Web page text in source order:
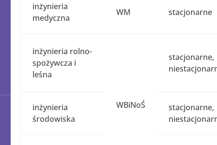
inżynieria
medyczna
WM stacjonarne
inżynieria rolno-
spożywcza i
leśna
WBiNoŚ
stacjonarne,
inżynieria
środowiska
stacjonarne,